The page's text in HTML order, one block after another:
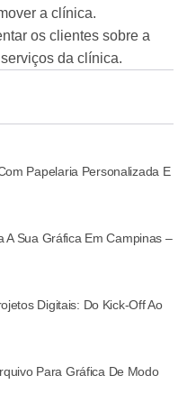
a clínica.
os clientes sobre a
da clínica.
Papelaria Personalizada E
A Sua Gráfica Em Campinas –
Digitais: Do Kick-Off Ao
Para Gráfica De Modo